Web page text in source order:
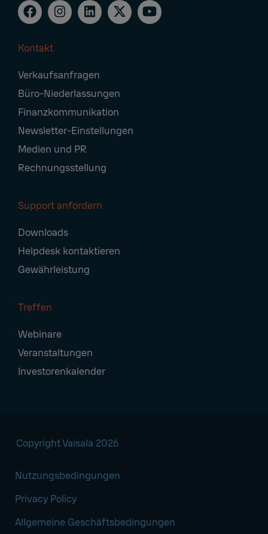
Navigation
Kontakt
Verkaufsanfragen
Büro-Niederlassungen
Finanzkommunikation
Newsletter-Einstellungen
Medien und PR
Rechnungsstellung
Support anfordern
Downloads
Helpdesk kontaktieren
Gewährleistung
Treffen
Webinare
Veranstaltungen
Investorenkalender
Copyright Vaisala 2026
Nutzungsbedingungen
Privacy Policy
Allgemeine Geschäftsbedingungen